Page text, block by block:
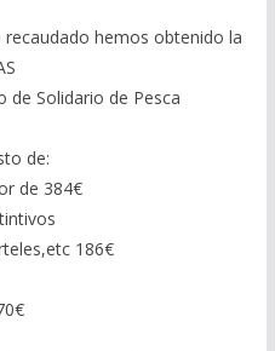
hemos obtenido la
de Solidario de Pesca
de:
de 384€
186€